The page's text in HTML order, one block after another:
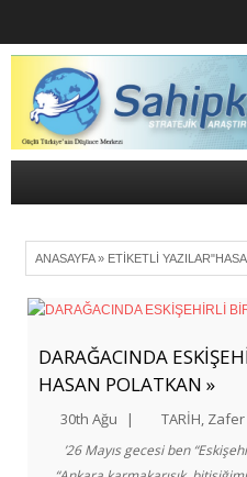
ANASAYFA» ETIKETLI
DARAĞACINDA
HASAN POLATKAN »
30th Ağu | TARİH Zafer
’26 Mayıs gecesi ben